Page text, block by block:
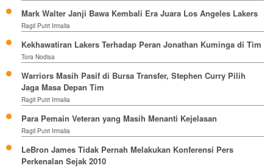
Mark Walter Janji Bawa Kembali Era Juara Los Angeles Lakers
Ragil Putri Irmalia
Kekhawatiran Lakers Terhadap Peran Jonathan Kuminga di Tim
Tora Nodisa
Warriors Masih Pasif di Bursa Transfer, Stephen Curry Pilih
Jaga Masa Depan Tim
Ragil Putri Irmalia
Para Pemain Veteran yang Masih Menanti Kejelasan
Ragil Putri Irmalia
LeBron James Tidak Pernah Melakukan Konferensi Pers
Perkenalan Sejak 2010